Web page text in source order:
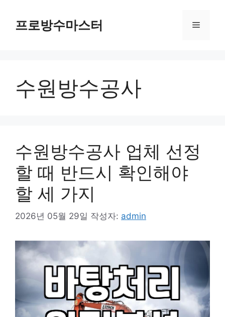
프로방수마스터 메
수원방수공사
수원방수공사 업체 선정
할 때 반드시 확인해야
할 세 가지
2026년 05월 29일 작성자: admin